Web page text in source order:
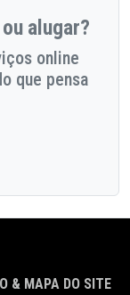
alugar?
online
que pensa
& MAPA DO SITE